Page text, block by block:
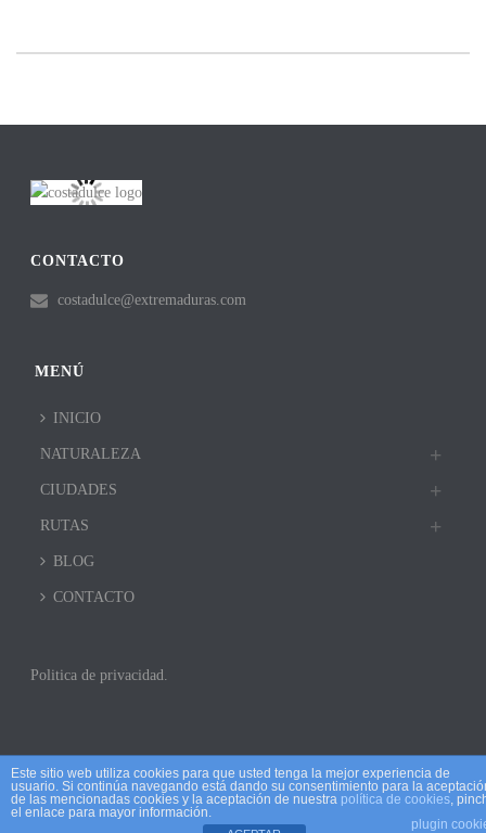
CONTACTO
costadulce@extremaduras.com
MENÚ
INICIO
NATURALEZA
CIUDADES
RUTAS
BLOG
CONTACTO
Politica de privacidad.
Este sitio web utiliza cookies para que usted tenga la mejor experiencia de
usuario. Si continúa navegando está dando su consentimiento para la
de las mencionadas cookies y la aceptación de nuestra política de cookies,
el enlace para mayor información.
plugin